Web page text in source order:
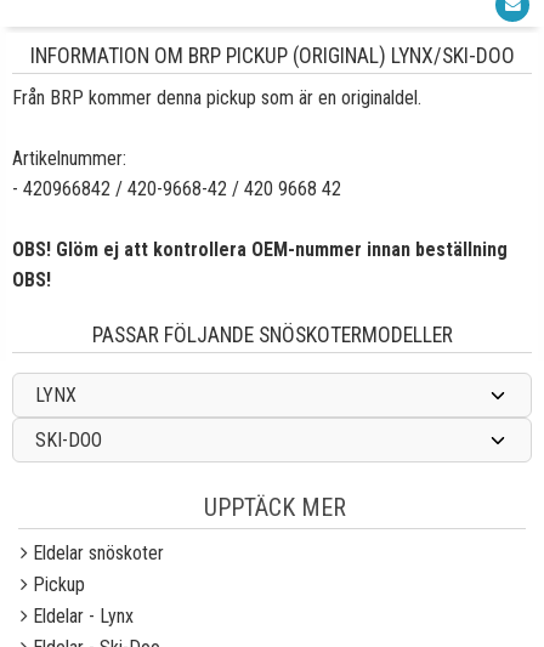
INFORMATION OM BRP PICKUP (ORIGINAL) LYNX/SKI-DOO
Från BRP kommer denna pickup som är en originaldel.
Artikelnummer:
- 420966842 / 420-9668-42 / 420 9668 42
OBS! Glöm ej att kontrollera OEM-nummer innan beställning
OBS!
PASSAR FÖLJANDE SNÖSKOTERMODELLER
LYNX
SKI-DOO
UPPTÄCK MER
Eldelar snöskoter
Pickup
Eldelar - Lynx